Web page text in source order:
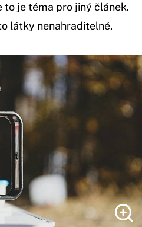
to je téma pro jiný článek.
látky nenahraditelné.